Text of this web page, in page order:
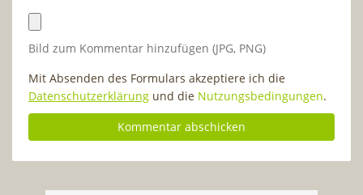
Bild zum Kommentar hinzufügen (JPG, PNG)
Mit Absenden des Formulars akzeptiere ich die
Datenschutzerklärung und die Nutzungsbedingungen.